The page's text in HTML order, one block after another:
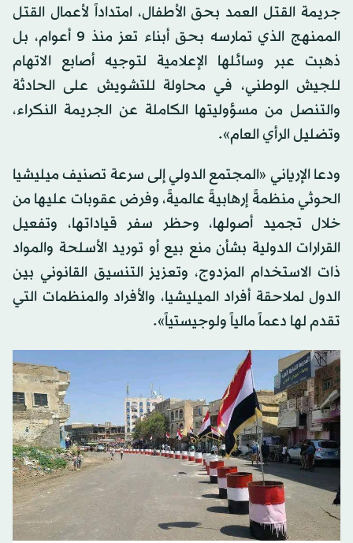
جريمة القتل العمد بحق الأطفال، امتداداً لأعمال القتل
الممنهج الذي تمارسه بحق أبناء تعز منذ 9 أعوام، بل
ذهبت عبر وسائلها الإعلامية لتوجيه أصابع الاتهام
للجيش الوطني، في محاولة للتشويش على الحادثة
والتنصل من مسؤوليتها الكاملة عن الجريمة النكراء،
وتضليل الرأي العام».
ودعا الإرياني «المجتمع الدولي إلى سرعة تصنيف ميليشيا
الحوثي منظمةً إرهابيةً عالميةً، وفرض عقوبات عليها من
خلال تجميد أصولها، وحظر سفر قياداتها، وتفعيل
القرارات الدولية بشأن منع بيع أو توريد الأسلحة والمواد
ذات الاستخدام المزدوج، وتعزيز التنسيق القانوني بين
الدول لملاحقة أفراد الميليشيا، والأفراد والمنظمات التي
تقدم لها دعماً مالياً ولوجيستياً».